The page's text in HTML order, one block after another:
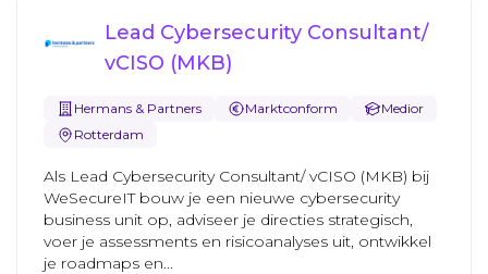
Lead Cybersecurity Consultant/
vCISO (MKB)
Hermans & Partners Marktconform
Medior
Rotterdam
Als Lead Cybersecurity Consultant/ vCISO (MKB) bij
WeSecureIT bouw je een nieuwe cybersecurity
business unit op, adviseer je directies strategisch,
voer je assessments en risicoanalyses uit, ontwikkel
je roadmaps en...